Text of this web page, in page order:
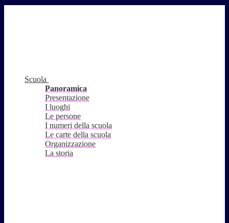
Scuola
Panoramica
Presentazione
I luoghi
Le persone
I numeri della scuola
Le carte della scuola
Organizzazione
La storia